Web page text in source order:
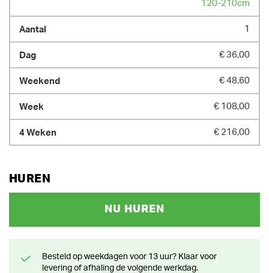
120-210cm
1
€ 36,00
€ 48,60
€ 108,00
€ 216,00
HUREN
NU HUREN
Besteld op weekdagen voor 13 uur? Klaar voor
levering of afhaling de volgende werkdag.